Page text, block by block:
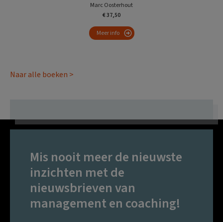
Marc Oosterhout
€ 37,50
Meer info
Naar alle boeken >
Mis nooit meer de nieuwste
inzichten met de
nieuwsbrieven van
management en coaching!